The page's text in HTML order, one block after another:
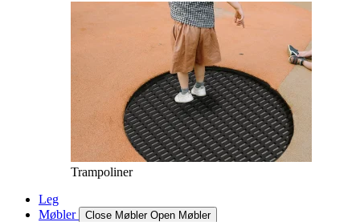
Trampoliner
Leg
Møbler
Close Møbler Open Møbler